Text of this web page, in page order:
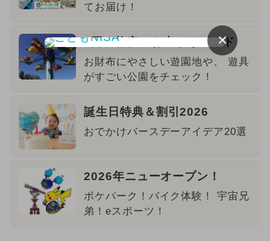
てお届け！
0円・格安のお出かけガイド
お財布にやさしい遊園地や、 遊具
がすごい公園をチェック！
誕生日特典＆割引2026
おでかけバースデーアイデア20選
2026年ニューオープン！
ポケパーク！バイク体験！ 宇宙兄
弟！eスポーツ！
×